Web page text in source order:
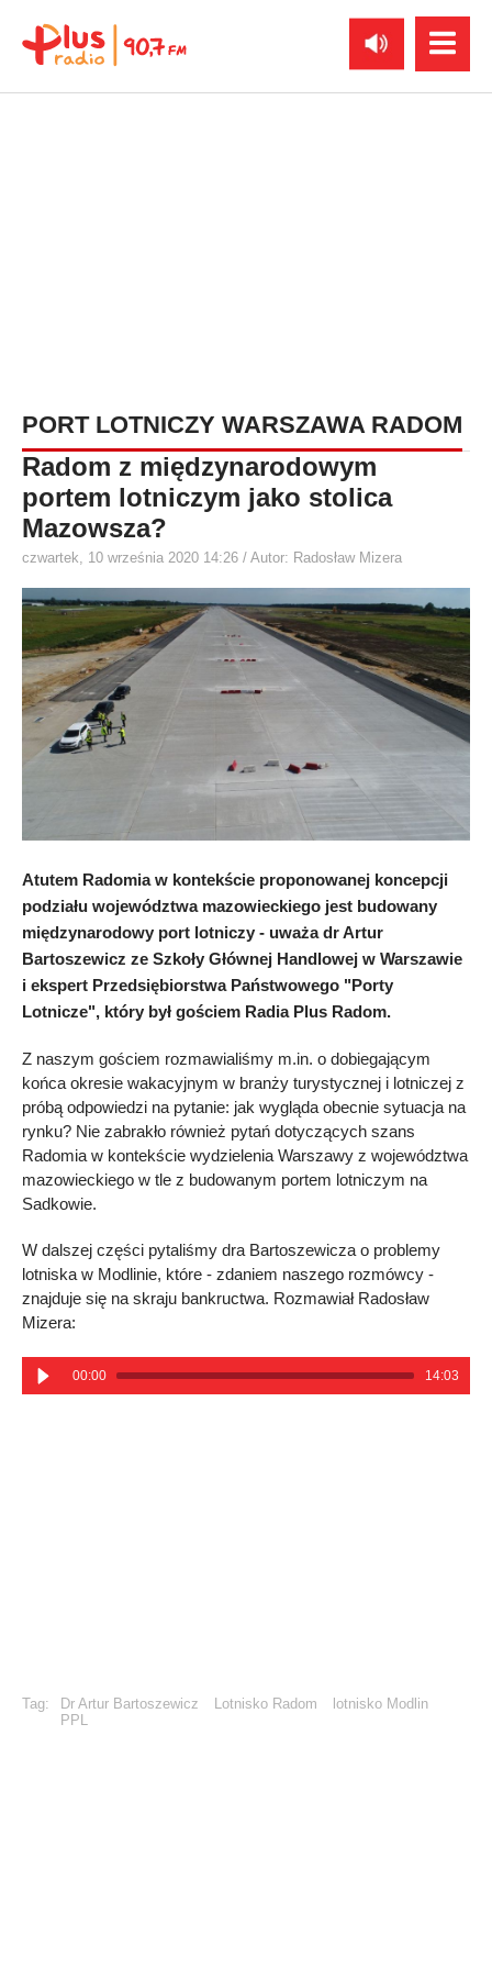
PORT LOTNICZY WARSZAWA RADOM
Radom z międzynarodowym
portem lotniczym jako stolica
Mazowsza?
czwartek, 10 września 2020 14:26 / Autor: Radosław Mizera
Atutem Radomia w kontekście proponowanej koncepcji
podziału województwa mazowieckiego jest budowany
międzynarodowy port lotniczy - uważa dr Artur
Bartoszewicz ze Szkoły Głównej Handlowej w Warszawie
i ekspert Przedsiębiorstwa Państwowego "Porty
Lotnicze", który był gościem Radia Plus Radom.
Z naszym gościem rozmawialiśmy m.in. o dobiegającym
końca okresie wakacyjnym w branży turystycznej i lotniczej z
próbą odpowiedzi na pytanie: jak wygląda obecnie sytuacja na
rynku? Nie zabrakło również pytań dotyczących szans
Radomia w kontekście wydzielenia Warszawy z województwa
mazowieckiego w tle z budowanym portem lotniczym na
Sadkowie.
W dalszej części pytaliśmy dra Bartoszewicza o problemy
lotniska w Modlinie, które - zdaniem naszego rozmówcy -
znajduje się na skraju bankructwa. Rozmawiał Radosław
Mizera:
00:00 14:03
Tag: Dr Artur Bartoszewicz Lotnisko Radom
lotnisko Modlin
PPL